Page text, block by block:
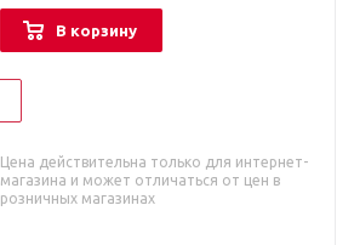
В корзину
Цена действительна только для интернет-
магазина и может отличаться от цен в
розничных магазинах